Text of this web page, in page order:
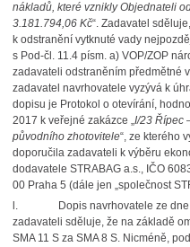
nákladů, které vznikly Objednateli
3.181.794,06 Kč“. Zadavatel
k odstranění vytknuté vady
s Pod-čl. 11.4 písm. a) VOP/ZOP
zadavateli odstraněním předmětné
zadavatel navrhovatele vyzývá k
dopisu je Protokol o otevírání,
2017 k veřejné zakázce „I/23 Řípec
původního zhotovitele“, ze kterého
doporučila zadavateli k výběru
dodavatele STRABAG a.s., IČO
00 Praha 5 (dále jen „společnost
l.
Dopis navrhovatele ze
zadavateli sděluje, že na základě
SMA 11 S za SMA 8 S. Nicméně,